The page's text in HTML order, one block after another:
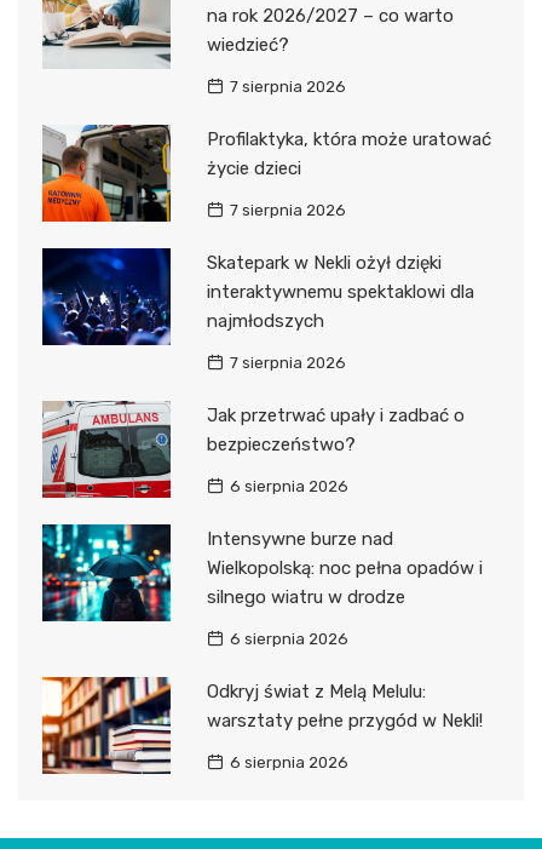
na rok 2026/2027 – co warto
wiedzieć?
7 sierpnia 2026
Profilaktyka, która może uratować
życie dzieci
7 sierpnia 2026
Skatepark w Nekli ożył dzięki
interaktywnemu spektaklowi dla
najmłodszych
7 sierpnia 2026
Jak przetrwać upały i zadbać o
bezpieczeństwo?
6 sierpnia 2026
Intensywne burze nad
Wielkopolską: noc pełna opadów i
silnego wiatru w drodze
6 sierpnia 2026
Odkryj świat z Melą Melulu:
warsztaty pełne przygód w Nekli!
6 sierpnia 2026